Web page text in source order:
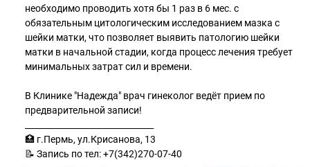
необходимо проводить хотя бы 1 раз в 6 мес. с
обязательным цитологическим исследованием мазка с
шейки матки, что позволяет выявить патологию шейки
матки в начальной стадии, когда процесс лечения требует
минимальных затрат сил и времени.
В Клинике "Надежда" врач гинеколог ведёт прием по
предварительной записи!
🏥 г.Пермь, ул.Крисанова, 13
📝 Запись по тел: +7(342)270-07-40